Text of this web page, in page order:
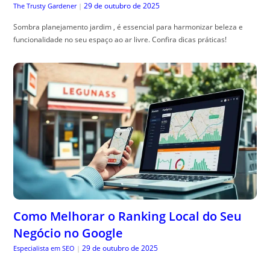
The Trusty Gardener | 29 de outubro de 2025
Sombra planejamento jardim , é essencial para harmonizar beleza e
funcionalidade no seu espaço ao ar livre. Confira dicas práticas!
Como Melhorar o Ranking Local do Seu
Negócio no Google
Especialista em SEO | 29 de outubro de 2025